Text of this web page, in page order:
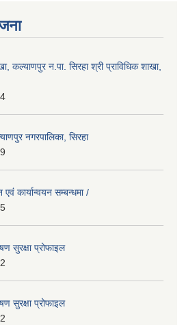
कल्याणपुर न.पा. सिरहा श्री प्राविधिक शाखा,
नगरपालिका, सिरहा
कार्यान्वयन सम्बन्धमा /
सुरक्षा प्रोफाइल
सुरक्षा प्रोफाइल